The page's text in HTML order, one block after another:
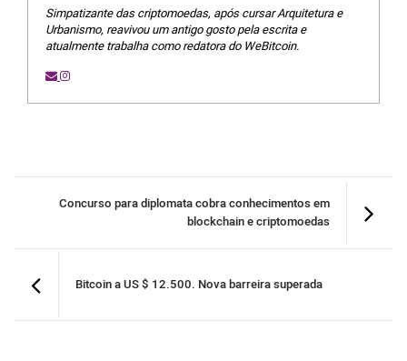
Simpatizante das criptomoedas, após cursar Arquitetura e
Urbanismo, reavivou um antigo gosto pela escrita e
atualmente trabalha como redatora do WeBitcoin.
Concurso para diplomata cobra conhecimentos em
blockchain e criptomoedas
Bitcoin a US $ 12.500. Nova barreira superada